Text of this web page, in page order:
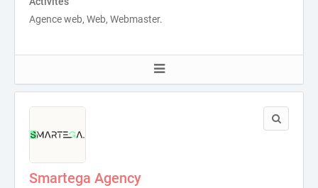
Agence web, Web, Webmaster.
Smartega Agency